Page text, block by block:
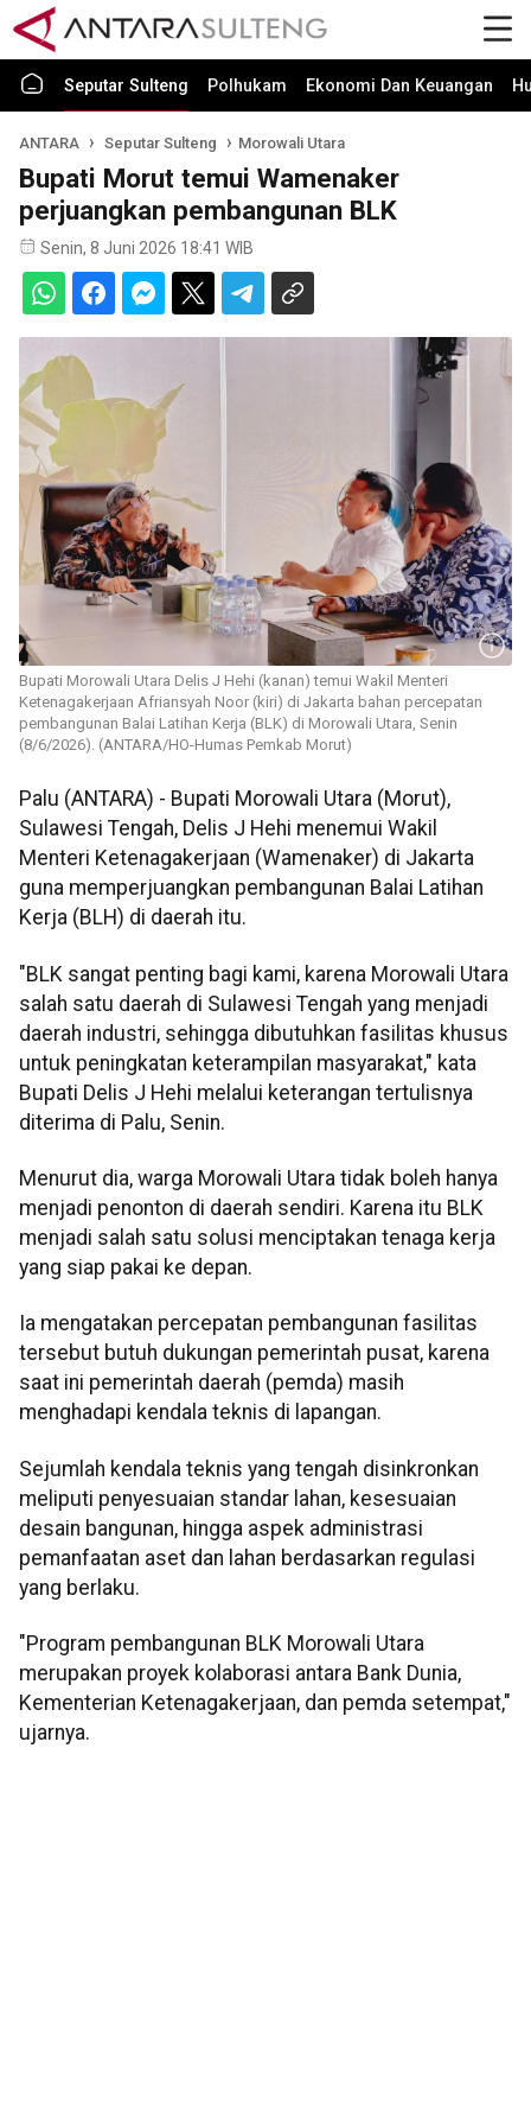
Seputar Sulteng Polhukam Ekonomi Dan Keuangan
ANTARA Seputar Sulteng Morowali Utara
Bupati Morut temui Wamenaker
perjuangkan pembangunan BLK
Senin, 8 Juni 2026 18:41 WIB
Bupati Morowali Utara Delis J Hehi (kanan) temui Wakil Menteri
Ketenagakerjaan Afriansyah Noor (kiri) di Jakarta bahan percepatan
pembangunan Balai Latihan Kerja (BLK) di Morowali Utara, Senin
(8/6/2026). (ANTARA/HO-Humas Pemkab Morut)
Palu (ANTARA) - Bupati Morowali Utara (Morut),
Sulawesi Tengah, Delis J Hehi menemui Wakil
Menteri Ketenagakerjaan (Wamenaker) di Jakarta
guna memperjuangkan pembangunan Balai Latihan
Kerja (BLH) di daerah itu.
"BLK sangat penting bagi kami, karena Morowali Utara
salah satu daerah di Sulawesi Tengah yang menjadi
daerah industri, sehingga dibutuhkan fasilitas khusus
untuk peningkatan keterampilan masyarakat," kata
Bupati Delis J Hehi melalui keterangan tertulisnya
diterima di Palu, Senin.
Menurut dia, warga Morowali Utara tidak boleh hanya
menjadi penonton di daerah sendiri. Karena itu BLK
menjadi salah satu solusi menciptakan tenaga kerja
yang siap pakai ke depan.
Ia mengatakan percepatan pembangunan fasilitas
tersebut butuh dukungan pemerintah pusat, karena
saat ini pemerintah daerah (pemda) masih
menghadapi kendala teknis di lapangan.
Sejumlah kendala teknis yang tengah disinkronkan
meliputi penyesuaian standar lahan, kesesuaian
desain bangunan, hingga aspek administrasi
pemanfaatan aset dan lahan berdasarkan regulasi
yang berlaku.
"Program pembangunan BLK Morowali Utara
merupakan proyek kolaborasi antara Bank Dunia,
Kementerian Ketenagakerjaan, dan pemda setempat,"
ujarnya.